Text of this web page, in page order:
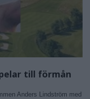
till förmån
Anders Lindström med